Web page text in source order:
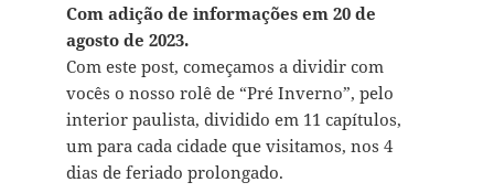
Com adição de informações em 20 de
agosto de 2023.
Com este post, começamos a dividir com
vocês o nosso rolê de “Pré Inverno”, pelo
interior paulista, dividido em 11 capítulos,
um para cada cidade que visitamos, nos 4
dias de feriado prolongado.